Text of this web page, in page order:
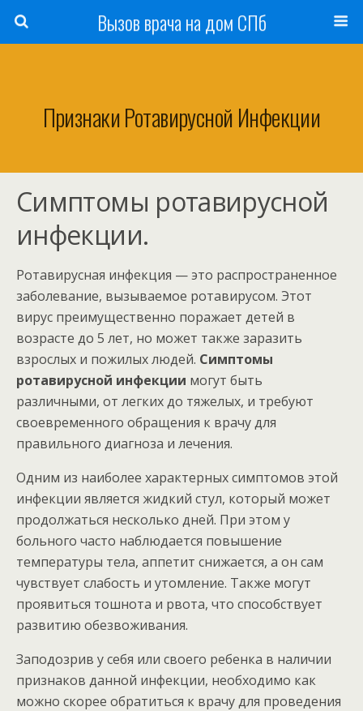
Вызов врача на дом СПб
Признаки Ротавирусной Инфекции
Симптомы ротавирусной
инфекции.
Ротавирусная инфекция — это распространенное
заболевание, вызываемое ротавирусом. Этот
вирус преимущественно поражает детей в
возрасте до 5 лет, но может также заразить
взрослых и пожилых людей. Симптомы
ротавирусной инфекции могут быть
различными, от легких до тяжелых, и требуют
своевременного обращения к врачу для
правильного диагноза и лечения.
Одним из наиболее характерных симптомов этой
инфекции является жидкий стул, который может
продолжаться несколько дней. При этом у
больного часто наблюдается повышение
температуры тела, аппетит снижается, а он сам
чувствует слабость и утомление. Также могут
проявиться тошнота и рвота, что способствует
развитию обезвоживания.
Заподозрив у себя или своего ребенка в наличии
признаков данной инфекции, необходимо как
можно скорее обратиться к врачу для проведения